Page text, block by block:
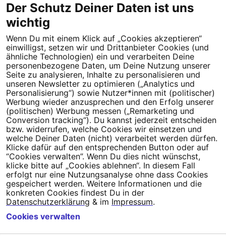
Dein Engagement macht den Unterschied. Schließe Dich 4,5
Millionen Menschen an.
Newsletter bestellen
Campact e.V.
IBAN DE95 2‍5‍1‍2 0‍5‍1‍0 6‍9‍8‍0 0‍0‍0‍0 0‍0
SozialBank
Direkt online spenden
NewsletterHilfe und
FAQKontakt DatenschutzImpressumCookie Einstellungen
Der Schutz Deiner Daten ist uns
wichtig
Wenn Du mit einem Klick auf „Cookies akzeptieren“
einwilligst, setzen wir und Drittanbieter Cookies (und
ähnliche Technologien) ein und verarbeiten Deine
personenbezogene Daten, um Deine Nutzung unserer
Seite zu analysieren, Inhalte zu personalisieren und
unseren Newsletter zu optimieren („Analytics und
Personalisierung“) sowie Nutzer*innen mit (politischer)
Werbung wieder anzusprechen und den Erfolg unserer
(politischen) Werbung messen („Remarketing und
Conversion tracking“). Du kannst jederzeit entscheiden
bzw. widerrufen, welche Cookies wir einsetzen und
welche Deiner Daten (nicht) verarbeitet werden dürfen.
Klicke dafür auf den entsprechenden Button oder auf
“Cookies verwalten”. Wenn Du dies nicht wünschst,
klicke bitte auf „Cookies ablehnen“. In diesem Fall
erfolgt nur eine Nutzungsanalyse ohne dass Cookies
gespeichert werden. Weitere Informationen und die
konkreten Cookies findest Du in der
Datenschutzerklärung & im Impressum.
Cookies verwalten